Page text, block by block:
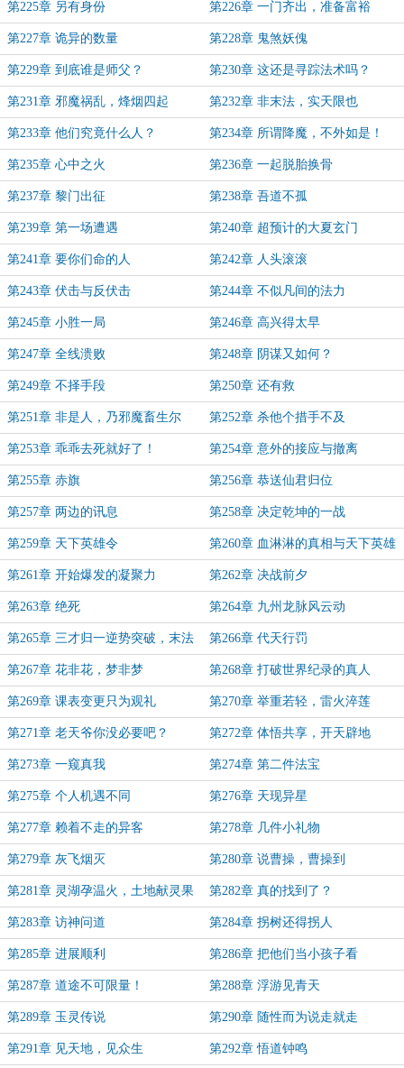
第225章 另有身份 第226章 一门齐出，准备富裕
第227章 诡异的数量 第228章 鬼煞妖傀
第229章 到底谁是师父？ 第230章 这还是寻踪法术吗？
第231章 邪魔祸乱，烽烟四起 第232章 非末法，实天限也
第233章 他们究竟什么人？ 第234章 所谓降魔，不外如是！
第235章 心中之火 第236章 一起脱胎换骨
第237章 黎门出征 第238章 吾道不孤
第239章 第一场遭遇 第240章 超预计的大夏玄门
第241章 要你们命的人 第242章 人头滚滚
第243章 伏击与反伏击 第244章 不似凡间的法力
第245章 小胜一局 第246章 高兴得太早
第247章 全线溃败 第248章 阴谋又如何？
第249章 不择手段 第250章 还有救
第251章 非是人，乃邪魔畜生尔 第252章 杀他个措手不及
第253章 乖乖去死就好了！ 第254章 意外的接应与撤离
第255章 赤旗 第256章 恭送仙君归位
第257章 两边的讯息 第258章 决定乾坤的一战
第259章 天下英雄令 第260章 血淋淋的真相与天下英雄
气
第261章 开始爆发的凝聚力 第262章 决战前夕
第263章 绝死 第264章 九州龙脉风云动
第265章 三才归一逆势突破，末法
时代最后的仙
第266章 代天行罚
第267章 花非花，梦非梦 第268章 打破世界纪录的真人
第269章 课表变更只为观礼 第270章 举重若轻，雷火淬莲
第271章 老天爷你没必要吧？ 第272章 体悟共享，开天辟地
第273章 一窥真我 第274章 第二件法宝
第275章 个人机遇不同 第276章 天现异星
第277章 赖着不走的异客 第278章 几件小礼物
第279章 灰飞烟灭 第280章 说曹操，曹操到
第281章 灵湖孕温火，土地献灵果 第282章 真的找到了？
第283章 访神问道 第284章 拐树还得拐人
第285章 进展顺利 第286章 把他们当小孩子看
第287章 道途不可限量！ 第288章 浮游见青天
第289章 玉灵传说 第290章 随性而为说走就走
第291章 见天地，见众生 第292章 悟道钟鸣